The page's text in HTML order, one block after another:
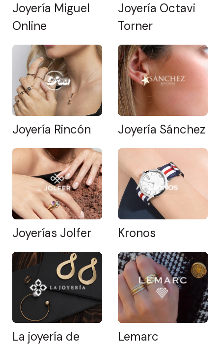
Joyería Miguel
Online
Joyería Octavi
Torner
Joyería Rincón Joyería Sánchez
Joyerías Jolfer Kronos
La joyería de
Lemarc